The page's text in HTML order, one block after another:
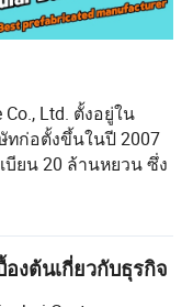
ำหรับเชื่อมต่อ ;
นแนวตั้งหรือหน้าต่างเลื่อนแนวนอน
Co., Ltd. ตั้งอยู่ใน
ทก่อตั้งขึ้นในปี 2007
บียน 20 ล้านหยวน ซึ่ง
ะมีพนักงานมากกว่า
รจัดทำงบประมาณ
ำเร็จรูป , โครงสร้าง
องต้นเกี่ยวกับธุรกิจ